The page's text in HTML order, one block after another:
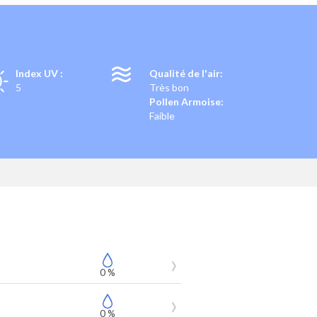
Index UV :
5
Qualité de l'air:
Très bon
Pollen Armoise:
Faible
0 %
0 %